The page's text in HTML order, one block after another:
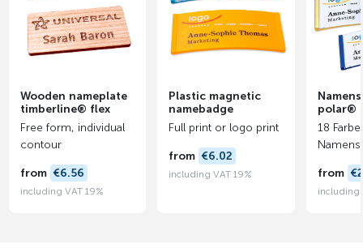
Wooden nameplate
timberline® flex
Free form, individual
contour
from €6.56
including VAT 19%
Plastic magnetic
namebadge
Full print or logo print
from €6.02
including VAT 19%
polar®
18
from
including